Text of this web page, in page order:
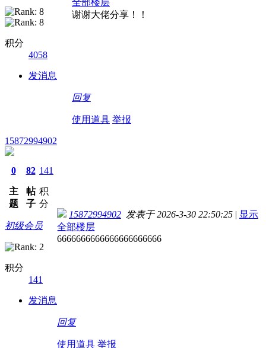
积分
4058
发消息
全部楼层
谢谢大佬分享！！
回复
使用道具 举报
15872994902
0
主
题
82
帖
子
141
积
分
初级会员
积分
141
发消息
15872994902 发表于 2026-3-30 22:50:25 | 显示
全部楼层
6666666666666666666666
回复
使用道具 举报